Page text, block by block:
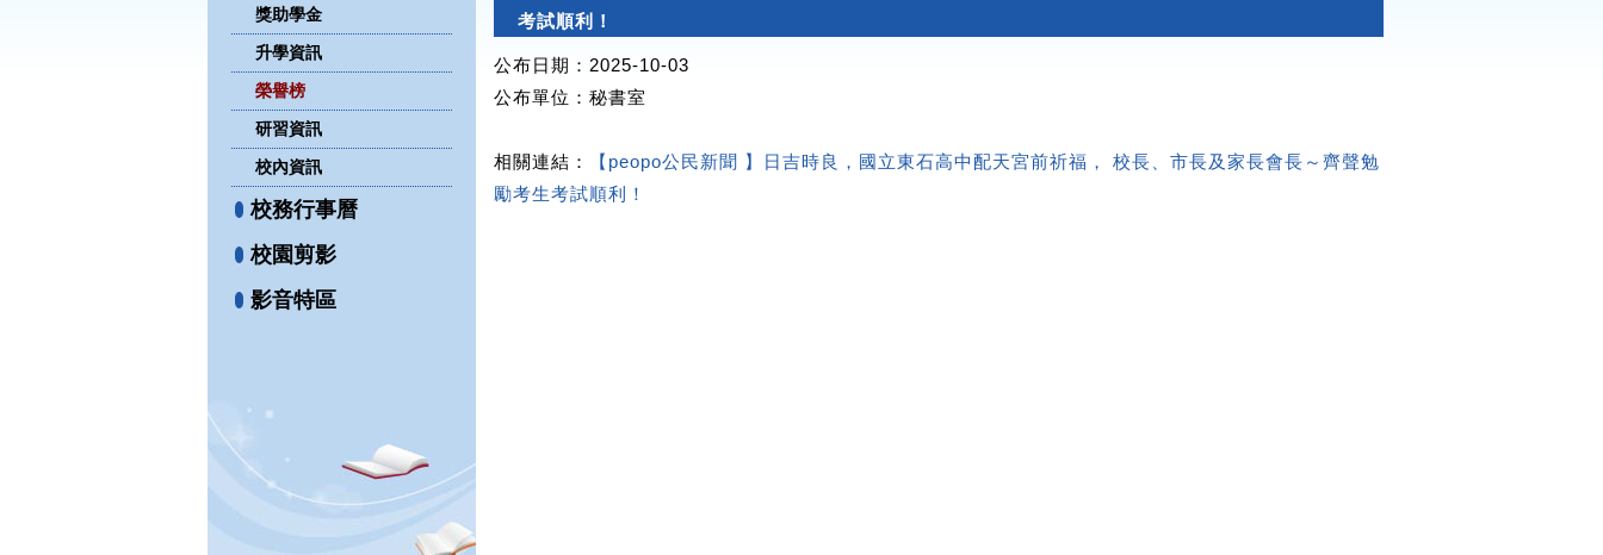
獎助學金
升學資訊
榮譽榜
研習資訊
校內資訊
校務行事曆
校園剪影
影音特區
考試順利！
公布日期：2025-10-03
公布單位 ：秘書室
相關連結：
【peopo公民新聞 】日吉時良，國立東石高中配天宮前祈福， 校長、市長及家長會長～齊聲勉
勵考生考試順利！